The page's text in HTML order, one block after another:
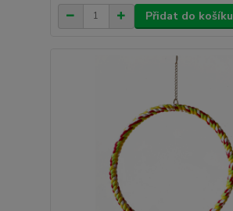
Přidat do košíku